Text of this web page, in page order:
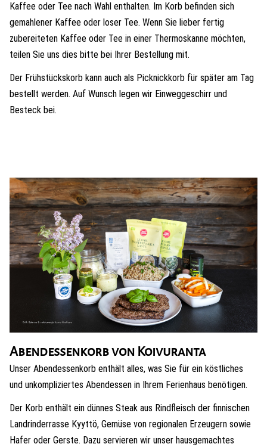
Kaffee oder Tee nach Wahl enthalten. Im Korb befinden sich
gemahlener Kaffee oder loser Tee. Wenn Sie lieber fertig
zubereiteten Kaffee oder Tee in einer Thermoskanne möchten,
teilen Sie uns dies bitte bei Ihrer Bestellung mit.
Der Frühstückskorb kann auch als Picknickkorb für später am Tag
bestellt werden. Auf Wunsch legen wir Einweggeschirr und
Besteck bei.
Abendessenkorb von Koivuranta
Unser Abendessenkorb enthält alles, was Sie für ein köstliches
und unkompliziertes Abendessen in Ihrem Ferienhaus benötigen.
Der Korb enthält ein dünnes Steak aus Rindfleisch der finnischen
Landrinderrasse Kyyttö, Gemüse von regionalen Erzeugern sowie
Hafer oder Gerste. Dazu servieren wir unser hausgemachtes